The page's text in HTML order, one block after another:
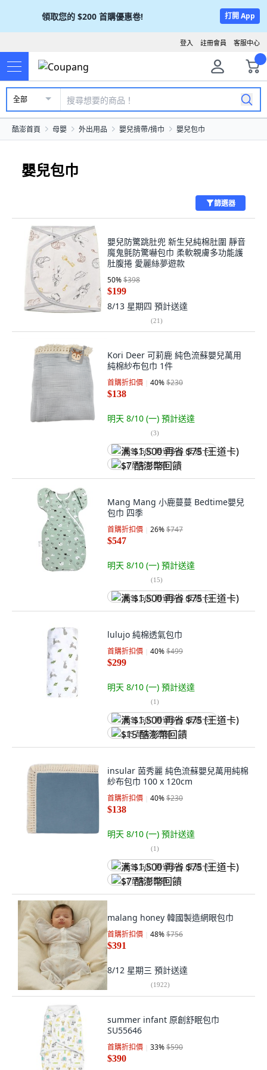
領取您的 $200 首購優惠卷! 打開 App
客服中心
註冊會員
登入
全部
酷澎首頁 母嬰 外出用品 嬰兒揹帶/揹巾 嬰兒包巾
嬰兒包巾
篩選器
嬰兒防驚跳肚兜 新生兒純棉肚圍 靜音
魔鬼氈防驚嚇包巾 柔軟親膚多功能護
肚腹捲 愛麗絲夢遊款
50%$398
$199
8/13 星期四 預計送達
(21)
Kori Deer 可莉鹿 純色流蘇嬰兒萬用
純棉紗布包巾 1件
首購折扣價 40%$230
$138
明天 8/10 (一) 預計送達
(3)
满 $1,500 再省 $75 (王道卡)
$7 酷澎幣回饋
Mang Mang 小鹿蔓蔓 Bedtime嬰兒
包巾 四季
首購折扣價 26%$747
$547
明天 8/10 (一) 預計送達
(15)
满 $1,500 再省 $75 (王道卡)
lulujo 純棉透氣包巾
首購折扣價 40%$499
$299
明天 8/10 (一) 預計送達
(1)
满 $1,500 再省 $75 (王道卡)
$15 酷澎幣回饋
insular 茵秀麗 純色流蘇嬰兒萬用純棉
紗布包巾 100 x 120cm
首購折扣價 40%$230
$138
明天 8/10 (一) 預計送達
(1)
满 $1,500 再省 $75 (王道卡)
$7 酷澎幣回饋
malang honey 韓國製造網眼包巾
首購折扣價 48%$756
$391
8/12 星期三 預計送達
(1922)
summer infant 原創舒眠包巾
SU55646
首購折扣價 33%$590
$390